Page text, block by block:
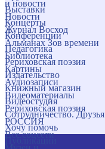
и новости
Новости
Журнал Восход
Альманах Зов времени
Библиотека
Картины
Аудиозаписи
Видеоматериалы
Рериховская поэзия
РОССИЯ
Все соцсети
Выставки
Концерты
Конференции
Педагогика
Рериховская поэзия
Издательство
Книжный магазин
Видеостудия
Сотрудничество. Друзья
Хочу помочь